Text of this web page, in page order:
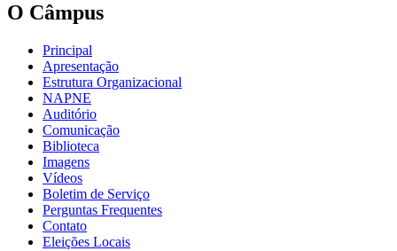
O Câmpus
Principal
Apresentação
Estrutura Organizacional
NAPNE
Auditório
Comunicação
Biblioteca
Imagens
Vídeos
Boletim de Serviço
Perguntas Frequentes
Contato
Eleições Locais